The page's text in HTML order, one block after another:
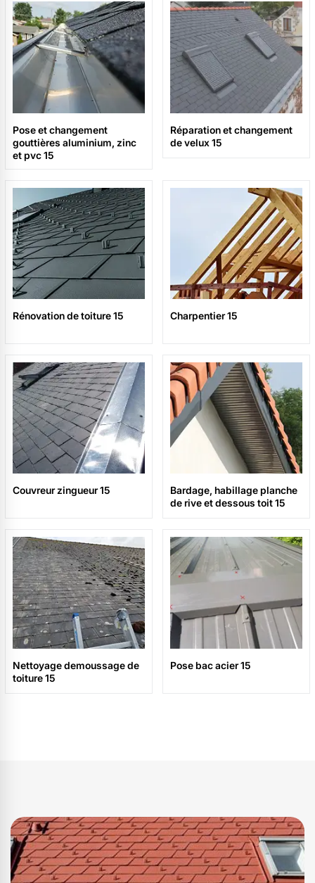
Pose et changement
gouttières aluminium, zinc
et pvc 15
Réparation et changement
de velux 15
Rénovation de toiture 15 Charpentier 15
Couvreur zingueur 15
Bardage, habillage planche
de rive et dessous toit 15
Nettoyage demoussage de
toiture 15
Pose bac acier 15